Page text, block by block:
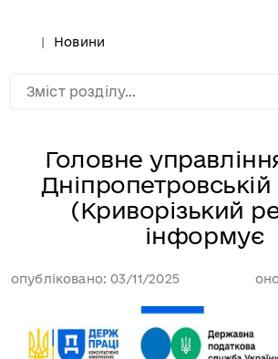
Новини
Головне
Дніпропетровській
(Криворізький
інформує
опубліковано: 03/11/2025
Зміст розділу...